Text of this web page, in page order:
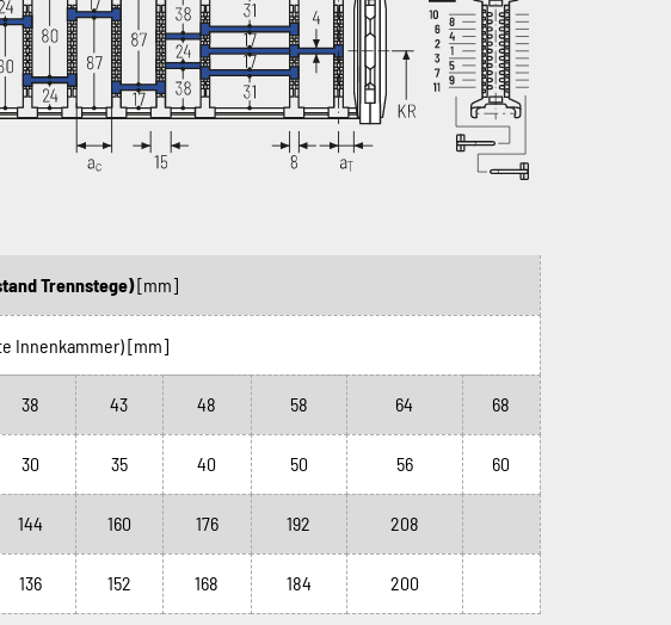
Trennstege)[mm]
Innenkammer)[mm]
38 43 48 58 64 68
30 35 40 50 56 60
144 160 176 192 208
136 152 168 184 200